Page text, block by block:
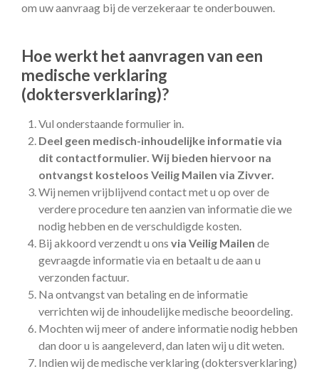
om uw aanvraag bij de verzekeraar te onderbouwen.
Hoe werkt het aanvragen van een
medische verklaring
(doktersverklaring)?
Vul onderstaande formulier in.
Deel geen medisch-inhoudelijke informatie via
dit contactformulier. Wij bieden hiervoor na
ontvangst kosteloos Veilig Mailen via Zivver.
Wij nemen vrijblijvend contact met u op over de
verdere procedure ten aanzien van informatie die we
nodig hebben en de verschuldigde kosten.
Bij akkoord verzendt u ons via Veilig Mailen de
gevraagde informatie via en betaalt u de aan u
verzonden factuur.
Na ontvangst van betaling en de informatie
verrichten wij de inhoudelijke medische beoordeling.
Mochten wij meer of andere informatie nodig hebben
dan door u is aangeleverd, dan laten wij u dit weten.
Indien wij de medische verklaring (doktersverklaring)